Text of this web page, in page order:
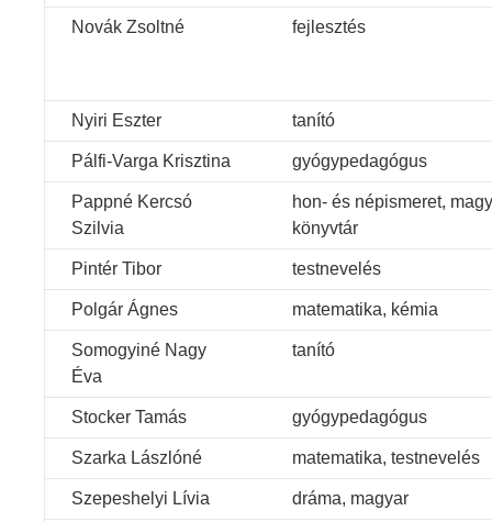
Novák Zsoltné fejlesztés
Nyiri Eszter tanító
Pálfi-Varga Krisztina gyógypedagógus
Pappné Kercsó
Szilvia
hon- és népismeret,
könyvtár
Pintér Tibor testnevelés
Polgár Ágnes matematika, kémia
Somogyiné Nagy
Éva
tanító
Stocker Tamás gyógypedagógus
Szarka Lászlóné matematika, testnevelés
Szepeshelyi Lívia dráma, magyar